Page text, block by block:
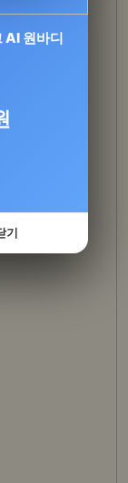
틱스 어린
기
원바디
기